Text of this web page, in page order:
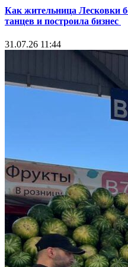
Как жительница Лесковки
танцев и построила бизнес
31.07.26 11:44